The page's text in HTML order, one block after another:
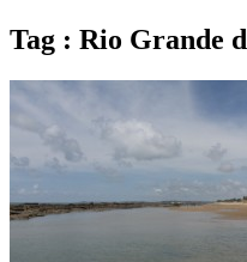
Tag : Rio Grande